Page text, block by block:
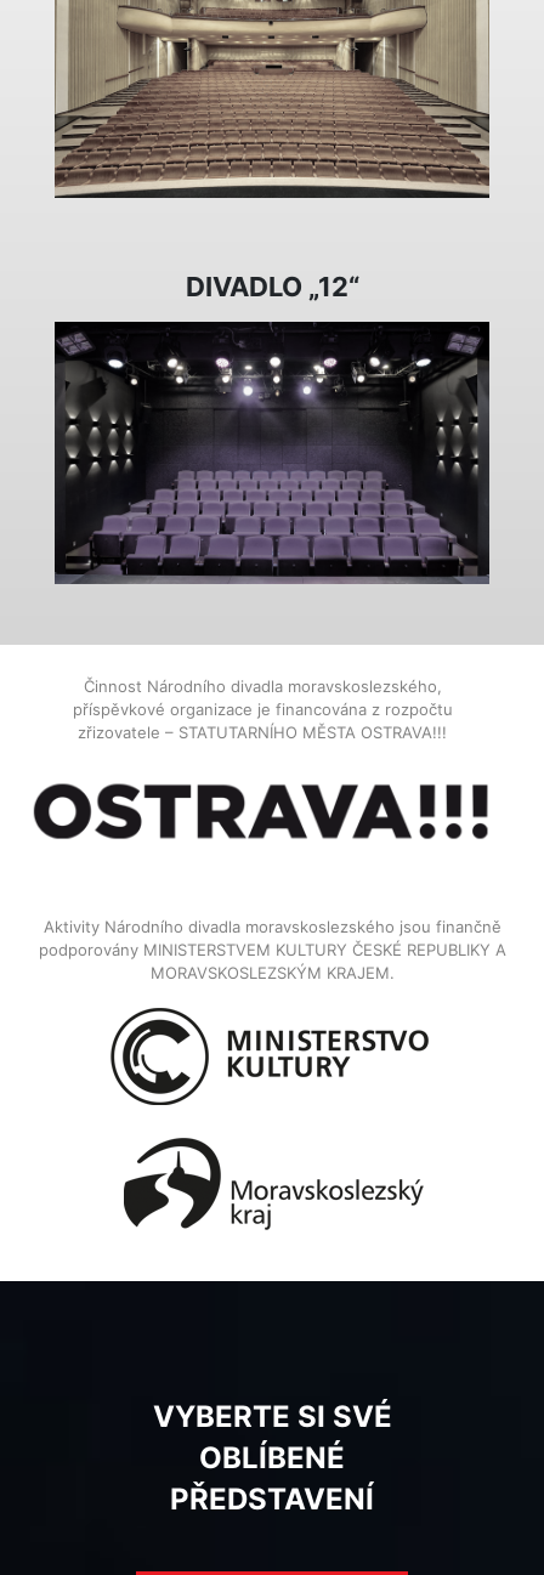
DIVADLO „12“
Činnost Národního divadla moravskoslezského,
příspěvkové organizace je financována z rozpočtu
zřizovatele – STATUTARNÍHO MĚSTA OSTRAVA!!!
Aktivity Národního divadla moravskoslezského jsou finančně
podporovány MINISTERSTVEM KULTURY ČESKÉ REPUBLIKY A
MORAVSKOSLEZSKÝM KRAJEM.
VYBERTE SI SVÉ
OBLÍBENÉ
PŘEDSTAVENÍ